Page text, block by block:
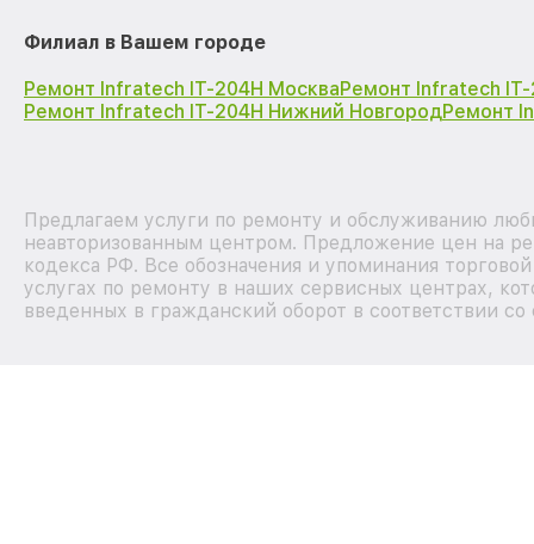
Филиал в Вашем городе
Ремонт Infratech IT-204H МоскваРемонт Infratech
Ремонт Infratech IT-204H Нижний НовгородРемонт
Предлагаем услуги по ремонту и обслуживанию
неавторизованным центром. Предложение цен на
кодекса РФ. Все обозначения и упоминания
услугах по ремонту в наших сервисных центрах,
введенных в гражданский оборот в соответствии